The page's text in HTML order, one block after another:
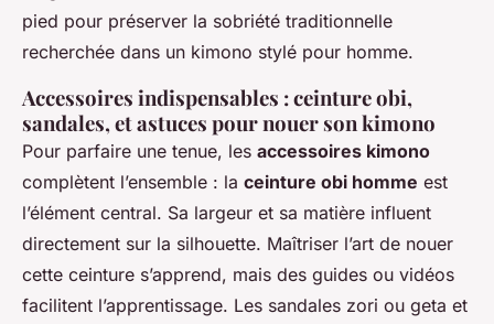
pied pour préserver la sobriété traditionnelle
recherchée dans un kimono stylé pour homme.
Accessoires indispensables : ceinture obi,
sandales, et astuces pour nouer son kimono
Pour parfaire une tenue, les accessoires kimono
complètent l’ensemble : la ceinture obi homme est
l’élément central. Sa largeur et sa matière influent
directement sur la silhouette. Maîtriser l’art de nouer
cette ceinture s’apprend, mais des guides ou vidéos
facilitent l’apprentissage. Les sandales zori ou geta et